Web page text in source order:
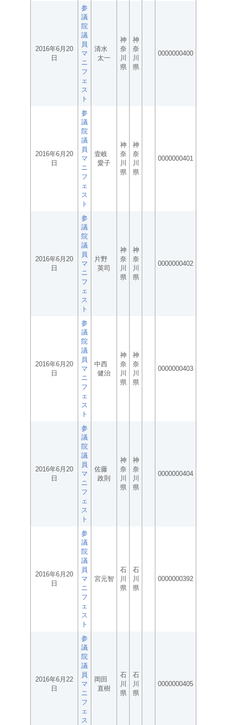
2016年6月20
日
参
議
院
議
員
マ
ニ
フ
ェ
ス
ト
清水
太一
神
奈
川
県
神
奈
川
県
0000000400
2016年6月20
日
参
議
院
議
員
マ
ニ
フ
ェ
ス
ト
壹岐
愛子
神
奈
川
県
神
奈
川
県
0000000401
2016年6月20
日
参
議
院
議
員
マ
ニ
フ
ェ
ス
ト
片野
英司
神
奈
川
県
神
奈
川
県
0000000402
2016年6月20
日
参
議
院
議
員
マ
ニ
フ
ェ
ス
ト
中西
健治
神
奈
川
県
神
奈
川
県
0000000403
2016年6月20
日
参
議
院
議
員
マ
ニ
フ
ェ
ス
ト
佐藤
政則
神
奈
川
県
神
奈
川
県
0000000404
2016年6月20
日
参
議
院
議
員
マ
ニ
フ
ェ
ス
ト
宮元智
石
川
県
石
川
県
0000000392
2016年6月22
日
参
議
院
議
員
マ
ニ
フ
ェ
ス
岡田
直樹
石
川
県
石
川
県
0000000405